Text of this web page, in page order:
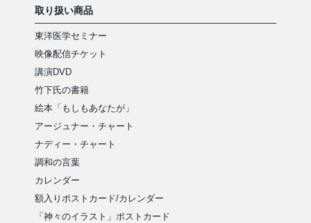
取り扱い商品
東洋医学セミナー
映像配信チケット
講演DVD
竹下氏の書籍
絵本「もしもあなたが」
アージュナー・チャート
ナディー・チャート
調和の言葉
カレンダー
額入りポストカード/カレンダー
「神々のイラスト」ポストカード